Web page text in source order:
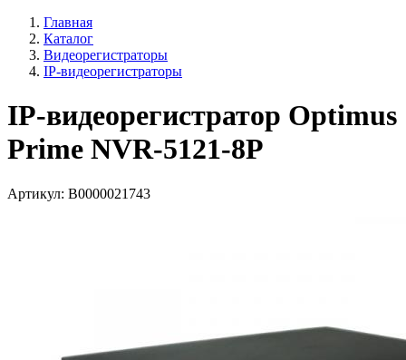
Главная
Каталог
Видеорегистраторы
IP-видеорегистраторы
IP-видеорегистратор Optimus
Prime NVR-5121-8P
Артикул: В0000021743